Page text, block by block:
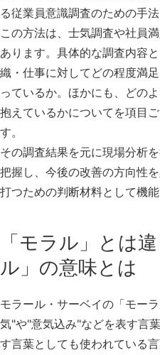
る従業員意識調査のための手法
この方法は、士気調査や社員
あります。具体的な調査内容
織・仕事に対してどの程度満
っているか。ほかにも、どの
抱えているかについてを項目
す。
その調査結果を元に現場分析
把握し、今後の改善の方向性
打つための判断材料として機
「モラル」とは
ル」の意味とは
モラール・サーベイの「モー
気"や"意気込み"などを表す言
す言葉としても使われている言